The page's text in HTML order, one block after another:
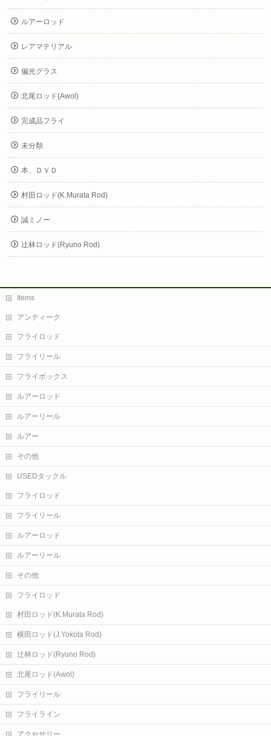
ルアーロッド
レアマテリアル
偏光グラス
北尾ロッド(Awol)
完成品フライ
未分類
本、ＤＶＤ
村田ロッド(K.Murata Rod)
誠ミノー
辻林ロッド(Ryuno Rod)
Items
アンティーク
フライロッド
フライリール
フライボックス
ルアーロッド
ルアーリール
ルアー
その他
USEDタックル
フライロッド
フライリール
ルアーロッド
ルアーリール
その他
フライロッド
村田ロッド(K.Murata Rod)
横田ロッド(J.Yokota Rod)
辻林ロッド(Ryuno Rod)
北尾ロッド(Awol)
フライリール
フライライン
アクセサリー